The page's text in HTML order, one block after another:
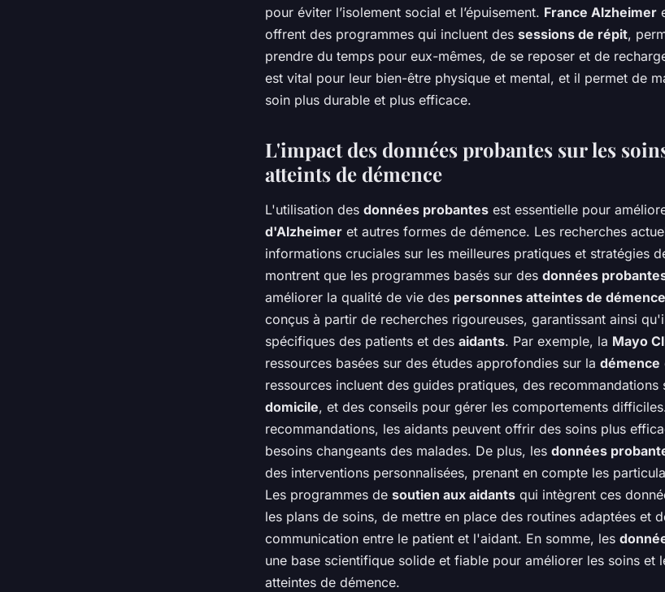
pour éviter l’isolement social et l’épuisement. France Alzheimer
offrent des programmes qui incluent des sessions de répit,
prendre du temps pour eux-mêmes, de se reposer et de
est vital pour leur bien-être physique et mental, et il permet de
soin plus durable et plus efficace.
L'impact des données probantes sur les
atteints de démence
L'utilisation des données probantes est essentielle pour
d'Alzheimer et autres formes de démence. Les recherches
informations cruciales sur les meilleures pratiques et stratégies
montrent que les programmes basés sur des données
améliorer la qualité de vie des personnes atteintes de démence
conçus à partir de recherches rigoureuses, garantissant ainsi
spécifiques des patients et des aidants. Par exemple, la Mayo
ressources basées sur des études approfondies sur la démence
ressources incluent des guides pratiques, des recommandations
domicile, et des conseils pour gérer les comportements
recommandations, les aidants peuvent offrir des soins plus
besoins changeants des malades. De plus, les données
des interventions personnalisées, prenant en compte les
Les programmes de soutien aux aidants qui intègrent ces
les plans de soins, de mettre en place des routines adaptées et
communication entre le patient et l'aidant. En somme, les
une base scientifique solide et fiable pour améliorer les soins et
atteintes de démence.